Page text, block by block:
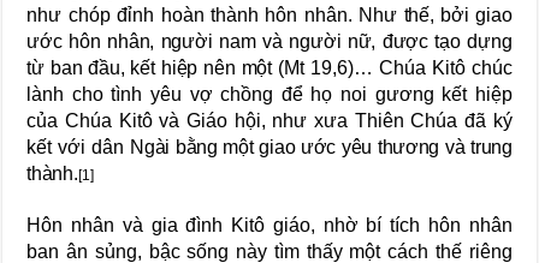
như chóp đỉnh hoàn thành hôn nhân. Như thế, bởi giao
ước hôn nhân, người nam và người nữ, được tạo dựng
từ ban đầu, kết hiệp nên một (Mt 19,6)… Chúa Kitô chúc
lành cho tình yêu vợ chồng để họ noi gương kết hiệp
của Chúa Kitô và Giáo hội, như xưa Thiên Chúa đã ký
kết với dân Ngài bằng một giao ước yêu thương và trung
thành.[1]
Hôn nhân và gia đình Kitô giáo, nhờ bí tích hôn nhân
ban ân sủng, bậc sống này tìm thấy một cách thế riêng